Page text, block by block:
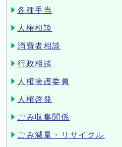
各種手当
人権相談
消費者相談
行政相談
人権擁護委員
人権啓発
ごみ収集関係
ごみ減量・リサイクル